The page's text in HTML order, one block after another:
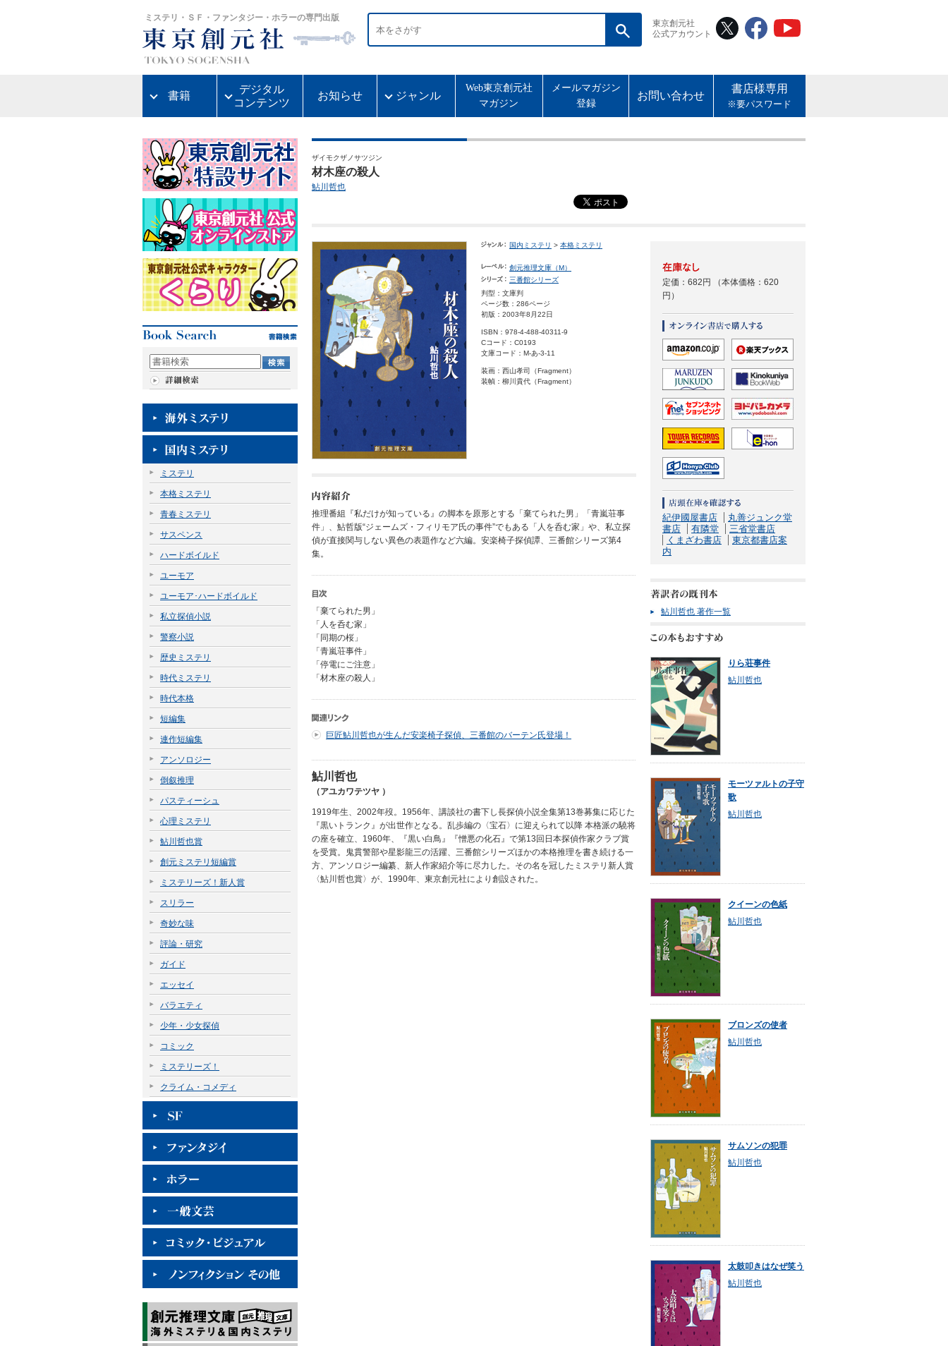
ミステリ・ＳＦ・ファンタジー・ホラーの専門出版
東京創元社
公式アカウント
書籍
デジタル
コンテンツ
お知らせ ジャンル
Web東京創元社
マガジン
メールマガジン
登録
お問い合わせ
書店様専用
※要パスワード
ミステリ
本格ミステリ
青春ミステリ
サスペンス
ハードボイルド
ユーモア
ユーモア･ハードボイルド
私立探偵小説
警察小説
歴史ミステリ
時代ミステリ
時代本格
短編集
連作短編集
アンソロジー
倒叙推理
パスティーシュ
心理ミステリ
鮎川哲也賞
創元ミステリ短編賞
ミステリーズ！新人賞
スリラー
奇妙な味
評論・研究
ガイド
エッセイ
バラエティ
少年・少女探偵
コミック
ミステリーズ！
クライム・コメディ
ザイモクザノサツジン
材木座の殺人
鮎川哲也
定価：682円
（本体価格：620
円）
紀伊國屋書店
丸善ジュンク堂
書店
有隣堂
三省堂書店
くまざわ書店
東京都書店案
内
鮎川哲也 著作一覧
りら荘事件
鮎川哲也
モーツァルトの子守
歌
鮎川哲也
クイーンの色紙
鮎川哲也
ブロンズの使者
鮎川哲也
サムソンの犯罪
鮎川哲也
太鼓叩きはなぜ笑う
鮎川哲也
国内ミステリ > 本格ミステリ
創元推理文庫（M）
三番館シリーズ
判型：文庫判
ページ数：286ページ
初版：2003年8月22日
ISBN：978-4-488-40311-9
Cコード：C0193
文庫コード：M-あ-3-11
装画：西山孝司（Fragment）
装幀：柳川貴代（Fragment）
推理番組『私だけが知っている』の脚本を原形とする「棄てられた男」「青嵐荘事
件」、鮎哲版“ジェームズ・フィリモア氏の事件”でもある「人を呑む家」や、私立探
偵が直接関与しない異色の表題作など六編。安楽椅子探偵譚、三番館シリーズ第4
集。
「棄てられた男」
「人を呑む家」
「同期の桜」
「青嵐荘事件」
「停電にご注意」
「材木座の殺人」
巨匠鮎川哲也が生んだ安楽椅子探偵、三番館のバーテン氏登場！
鮎川哲也
（アユカワテツヤ ）
1919年生、2002年歿。1956年、講談社の書下し長探偵小説全集第13巻募集に応じた
『黒いトランク』が出世作となる。乱歩編の〈宝石〉に迎えられて以降 本格派の驍将
の座を確立、1960年、『黒い白鳥』『憎悪の化石』で第13回日本探偵作家クラブ賞
を受賞。鬼貫警部や星影龍三の活躍、三番館シリーズほかの本格推理を書き続ける一
方、アンソロジー編纂、新人作家紹介等に尽力した。その名を冠したミステリ新人賞
〈鮎川哲也賞〉が、1990年、東京創元社により創設された。